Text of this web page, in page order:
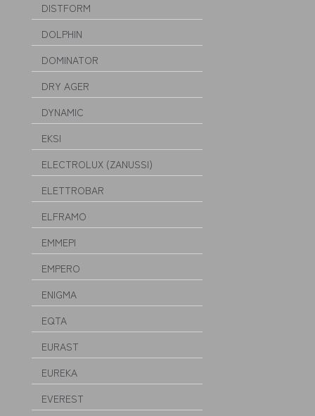
DISTFORM
DOLPHIN
DOMINATOR
DRY AGER
DYNAMIC
EKSI
ELECTROLUX (ZANUSSI)
ELETTROBAR
ELFRAMO
EMMEPI
EMPERO
ENIGMA
EQTA
EURAST
EUREKA
EVEREST